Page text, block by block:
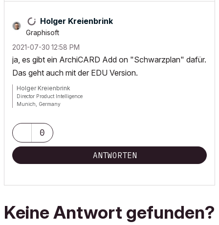
Holger Kreienbrink
Graphisoft
‎2021-07-30 12:58 PM
ja, es gibt ein ArchiCARD Add on "Schwarzplan" dafür.
Das geht auch mit der EDU Version.
Holger Kreienbrink
Director Product Intelligence
Munich, Germany
0
ANTWORTEN
Keine Antwort gefunden?